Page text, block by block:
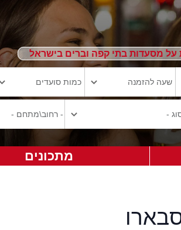
מסעדות בתי קפה וברים בישראל
מתכונים